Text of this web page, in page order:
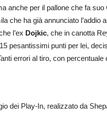
anche per il pallone che fa suo
che ha già annunciato l’addio
l’ex Dojkic, che in canotta
pesantissimi punti per lei,
errori al tiro, con percentuale
dei Play-In, realizzato da